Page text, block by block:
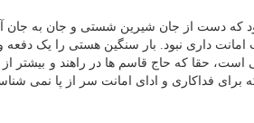
که دست از جان شیرین شستی و جان به جان
داری نبود. بار سنگین هستی را یک دفعه
حقا که حاج قاسم ها در راهند و بیشتر
برای فداکاری و ادای امانت سر از پا نمی